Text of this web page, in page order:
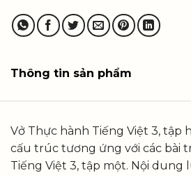
Thông tin sản phẩm
Vở Thực hành Tiếng Việt 3, tập
cấu trúc tương ứng với các bài
Tiếng Việt 3, tập một. Nội